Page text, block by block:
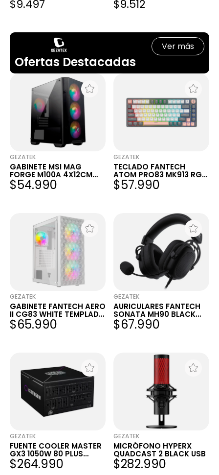
USB-A BLACK
$9.497 USB-A BLACK
$9.512
Ofertas Destacadas
Ver más
GEZATEK
GABINETE MSI MAG
FORGE M100A 4X12CM
RGB
$54.990
GEZATEK
TECLADO FANTECH
ATOM PRO83 MK913 RGB
SATURN GREY WIRELESS
MECÁNICO 75% SWITCH
$57.990
GEZATEK
GABINETE FANTECH AERO
II CG83 WHITE TEMPLADO
MESH 4X120MM FRGB
$65.990
GEZATEK
AURICULARES FANTECH
SONATA MH90 BLACK
3.5MM ALUMINIO
PC/PS4/PS5/XBOX/SWIT
$67.990
GEZATEK
FUENTE COOLER MASTER
GX3 1050W 80 PLUS
GOLD ATX 3.0 PCIE 5.0
FULL MODULAR
$264.990
GEZATEK
MICRÓFONO HYPERX
QUADCAST 2 BLACK USB
$282.990